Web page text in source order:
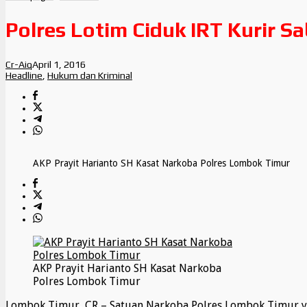
Polres Lotim Ciduk IRT Kurir
Cr-AiqApril 1, 2016
Headline Hukum dan Kriminal
AKP Prayit Harianto SH Kasat Narkoba Polres Lombok Timur
AKP Prayit Harianto SH Kasat Narkoba
Polres Lombok Timur